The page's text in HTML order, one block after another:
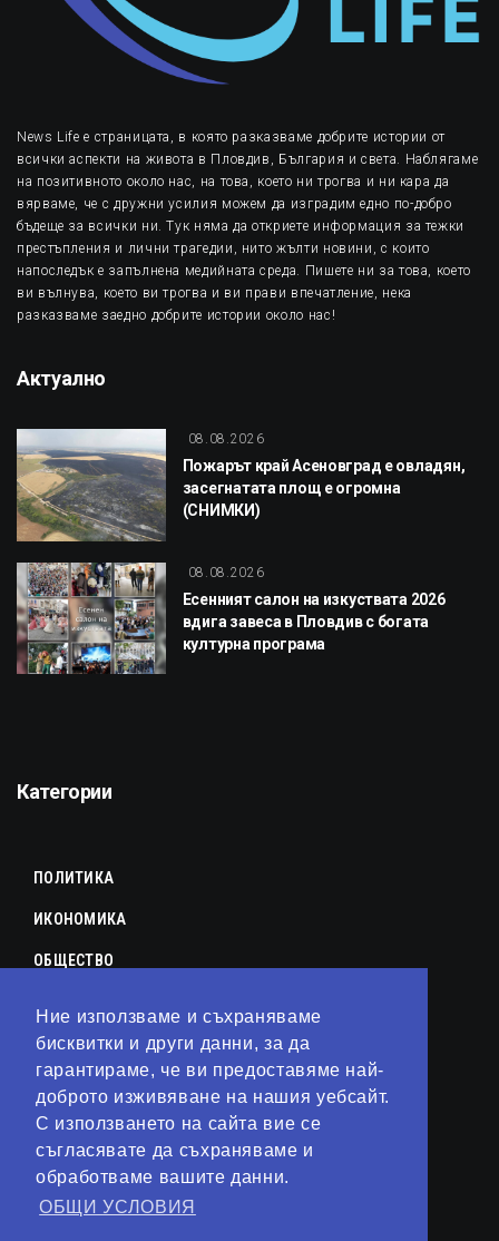
Ние използваме и съхраняваме
бисквитки и други данни, за да
гарантираме, че ви предоставяме най-
доброто изживяване на нашия уебсайт.
С използването на сайта вие се
съгласявате да съхраняваме и
обработваме вашите данни.
ОБЩИ УСЛОВИЯ
News Life е страницата, в която разказваме добрите истории от
всички аспекти на живота в Пловдив, България и света. Наблягаме
на позитивното около нас, на това, което ни трогва и ни кара да
вярваме, че с дружни усилия можем да изградим едно по-добро
бъдеще за всички ни. Тук няма да откриете информация за тежки
престъпления и лични трагедии, нито жълти новини, с които
напоследък е запълнена медийната среда. Пишете ни за това, което
ви вълнува, което ви трогва и ви прави впечатление, нека
разказваме заедно добрите истории около нас!
Актуално
08.08.2026
Пожарът край Асеновград е овладян,
засегнатата площ е огромна
(СНИМКИ)
08.08.2026
Есенният салон на изкуствата 2026
вдига завеса в Пловдив с богата
културна програма
Категории
ПОЛИТИКА
ИКОНОМИКА
ОБЩЕСТВО
КУЛТУРА
ЛАЙФСТАЙЛ
ТЕХНОЛОГИИ
АНАЛИЗИ
СВЯТ